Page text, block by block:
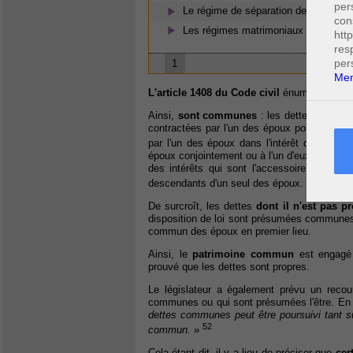
Le régime de séparation de biens
Les régimes matrimoniaux
1
L'article 1408 du Code civil énumère les
Ainsi, sont communes : les dettes
contractées par l'un des époux pour les
par l'un des époux dans l'intérêt du
époux conjointement ou à l'un d'eux avec
des intérêts qui sont l'accessoire de
descendants d'un seul des époux.
De surcroît, les dettesdont il n'est pas
disposition de loi sont présumées
commun des époux en premier lieu.
Ainsi, le patrimoine commun est
prouvé que les dettes sont propres.
Le législateur a également prévu un
communes ou qui sont présumées l'être. En
dettes communes peut être poursuivi tant
commun. » 52